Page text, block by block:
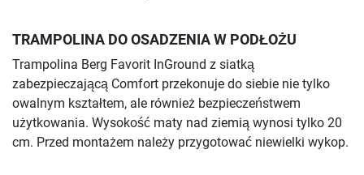
TRAMPOLINA DO OSADZENIA W PODŁOŻU
Trampolina Berg Favorit InGround z siatką
zabezpieczającą Comfort przekonuje do siebie nie tylko
owalnym kształtem, ale również bezpieczeństwem
użytkowania. Wysokość maty nad ziemią wynosi tylko 20
cm. Przed montażem należy przygotować niewielki wykop.